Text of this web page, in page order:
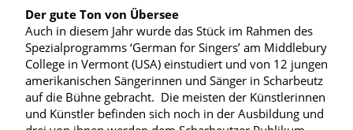
Der gute Ton von Übersee
Auch in diesem Jahr wurde das Stück im Rahmen des
Spezialprogramms ‘German for Singers’ am Middlebury
College in Vermont (USA) einstudiert und von 12 jungen
amerikanischen Sängerinnen und Sänger in Scharbeutz
auf die Bühne gebracht. Die meisten der Künstlerinnen
und Künstler befinden sich noch in der Ausbildung und